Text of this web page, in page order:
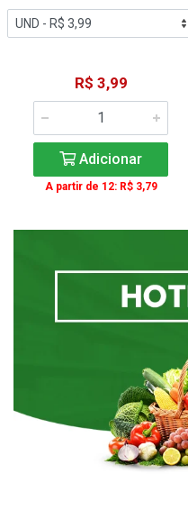
R$ 3,99
Adicionar
A partir de 12: R$ 3,79